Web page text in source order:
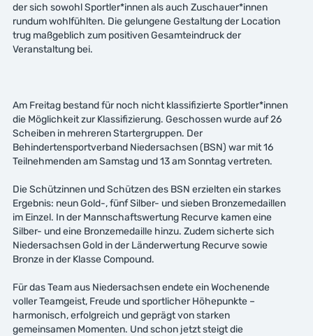
der sich sowohl Sportler*innen als auch Zuschauer*innen
rundum wohlfühlten. Die gelungene Gestaltung der Location
trug maßgeblich zum positiven Gesamteindruck der
Veranstaltung bei.
Am Freitag bestand für noch nicht klassifizierte Sportler*innen
die Möglichkeit zur Klassifizierung. Geschossen wurde auf 26
Scheiben in mehreren Startergruppen. Der
Behindertensportverband Niedersachsen (BSN) war mit 16
Teilnehmenden am Samstag und 13 am Sonntag vertreten.
Die Schützinnen und Schützen des BSN erzielten ein starkes
Ergebnis: neun Gold-, fünf Silber- und sieben Bronzemedaillen
im Einzel. In der Mannschaftswertung Recurve kamen eine
Silber- und eine Bronzemedaille hinzu. Zudem sicherte sich
Niedersachsen Gold in der Länderwertung Recurve sowie
Bronze in der Klasse Compound.
Für das Team aus Niedersachsen endete ein Wochenende
voller Teamgeist, Freude und sportlicher Höhepunkte –
harmonisch, erfolgreich und geprägt von starken
gemeinsamen Momenten. Und schon jetzt steigt die